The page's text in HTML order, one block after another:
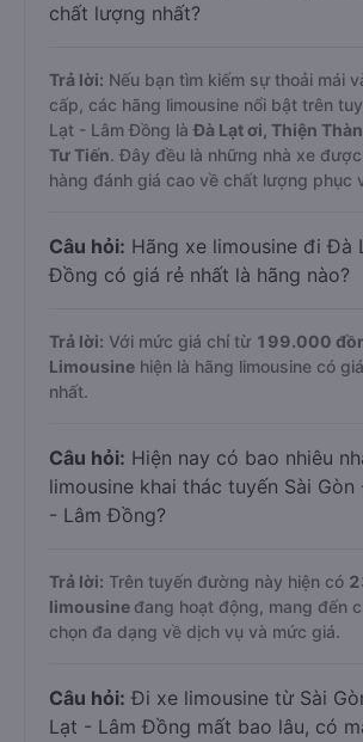
chất lượng nhất?
Trả lời: Nếu bạn tìm kiếm sự thoải mái
cấp, các hãng limousine nổi bật trên
Lạt - Lâm Đồng làĐà Lạt ơi, Thiện
Tư Tiến. Đây đều là những nhà xe
hàng đánh giá cao về chất lượng phục
Câu hỏi: Hãng xe limousine đi Đà
Đồng có giá rẻ nhất là hãng nào?
Trả lời: Với mức giá chỉ từ 199.000
Limousine hiện là hãng limousine có
nhất.
Câu hỏi: Hiện nay có bao nhiêu
limousine khai thác tuyến Sài
- Lâm Đồng?
Trả lời: Trên tuyến đường này hiện có
limousine đang hoạt động, mang đến
chọn đa dạng về dịch vụ và mức giá.
Câu hỏi: Đi xe limousine từ Sài
Lạt - Lâm Đồng mất bao lâu, có